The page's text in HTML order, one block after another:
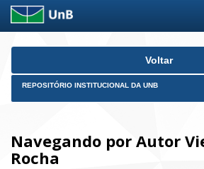
Skip
Voltar
REPOSITÓRIO INSTITUCIONAL DA UNB
Navegando por Autor
Rocha